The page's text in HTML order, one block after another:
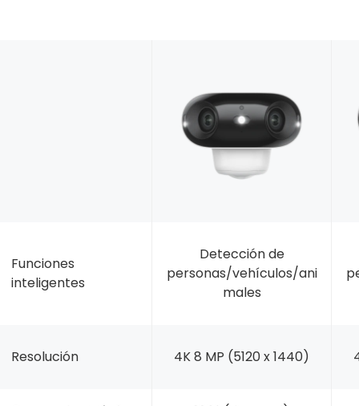
Funciones
inteligentes
Detección de
personas/vehículos/ani
males
Resolución 4K 8 MP (5120 x 1440)